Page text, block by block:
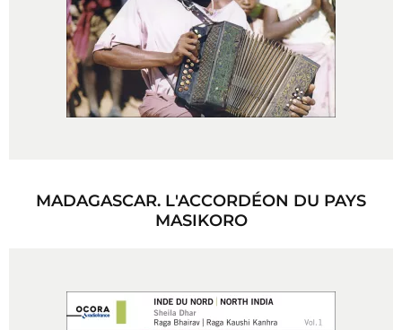
MADAGASCAR. L'ACCORDÉON DU PAYS
MASIKORO